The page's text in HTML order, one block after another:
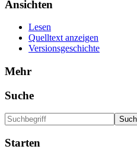
Ansichten
Lesen
Quelltext anzeigen
Versionsgeschichte
Mehr
Suche
Starten